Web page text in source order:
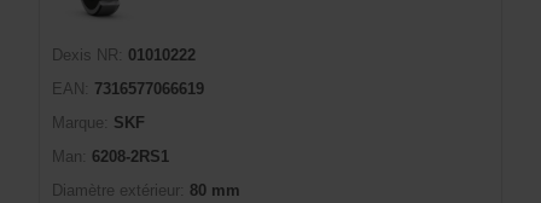
Dexis NR:
01010222
EAN:
7316577066619
Marque:
SKF
Man:
6208-2RS1
Diamètre extérieur: 80 mm